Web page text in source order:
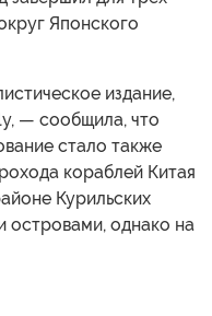
Японского
издание,
— сообщила, что
стало также
кораблей Китая
Курильских
островами, однако на